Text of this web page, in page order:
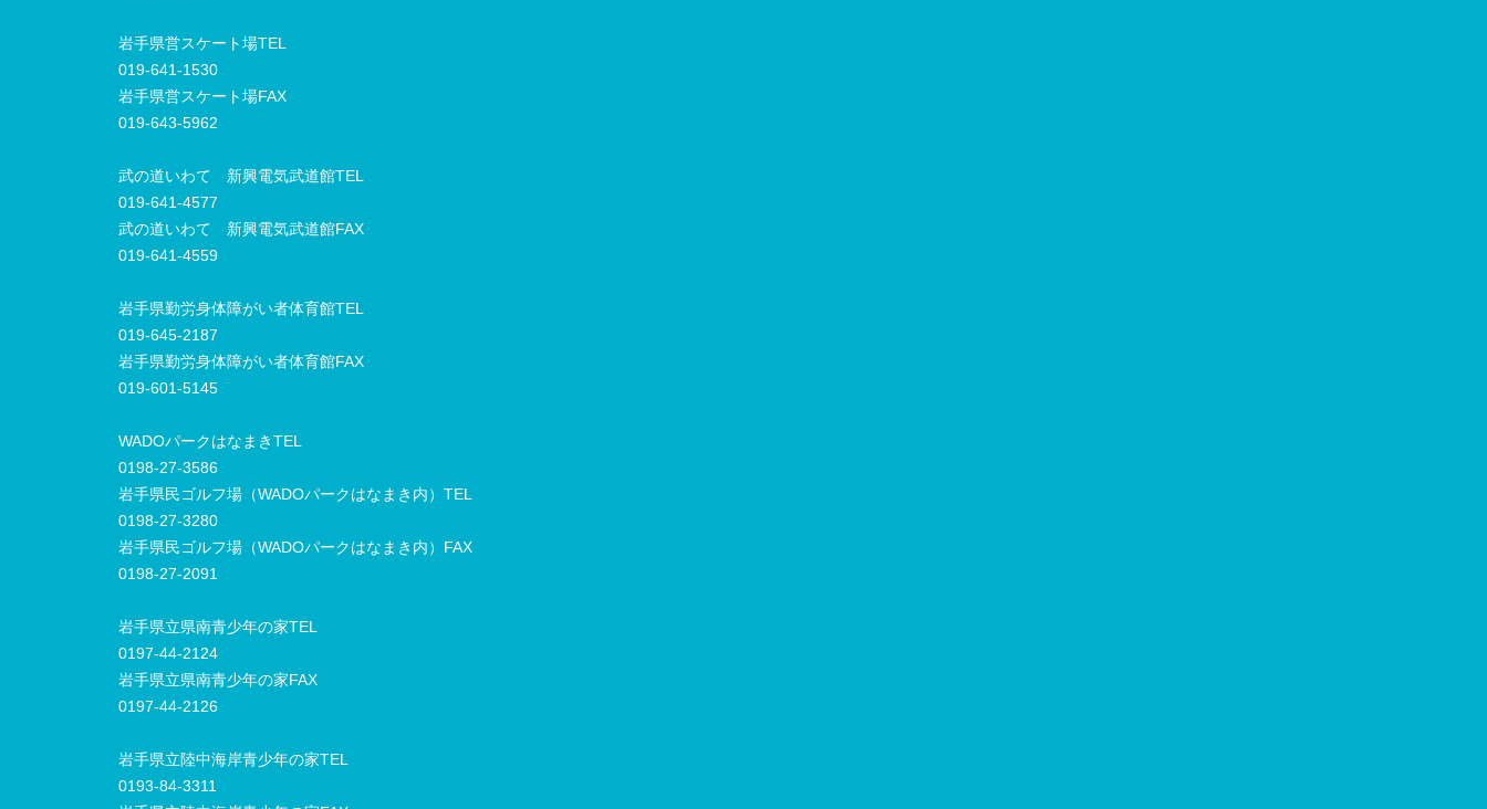
岩手県営スケート場TEL
019-641-1530
岩手県営スケート場FAX
019-643-5962
武の道いわて 新興電気武道館TEL
019-641-4577
武の道いわて 新興電気武道館FAX
019-641-4559
岩手県勤労身体障がい者体育館TEL
019-645-2187
岩手県勤労身体障がい者体育館FAX
019-601-5145
WADOパークはなまきTEL
0198-27-3586
岩手県民ゴルフ場（WADOパークはなまき内）TEL
0198-27-3280
岩手県民ゴルフ場（WADOパークはなまき内）FAX
0198-27-2091
岩手県立県南青少年の家TEL
0197-44-2124
岩手県立県南青少年の家FAX
0197-44-2126
岩手県立陸中海岸青少年の家TEL
0193-84-3311